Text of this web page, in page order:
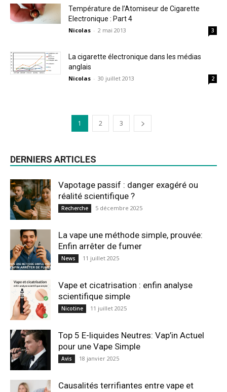
Température de l’Atomiseur de Cigarette
Electronique : Part 4
Nicolas - 2 mai 2013 3
La cigarette électronique dans les médias
anglais
Nicolas - 30 juillet 2013 2
1 2 3
DERNIERS ARTICLES
Vapotage passif : danger exagéré ou
réalité scientifique ?
Recherche 5 décembre 2025
La vape une méthode simple, prouvée:
Enfin arrêter de fumer
News 11 juillet 2025
Vape et cicatrisation : enfin analyse
scientifique simple
Nicotine 11 juillet 2025
Top 5 E-liquides Neutres: Vap’in Actuel
pour une Vape Simple
Avis 18 janvier 2025
Causalités terrifiantes entre vape et